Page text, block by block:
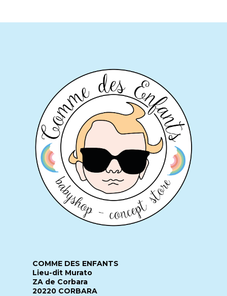
COMME DES ENFANTS
Lieu-dit Murato
ZA de Corbara
20220 CORBARA